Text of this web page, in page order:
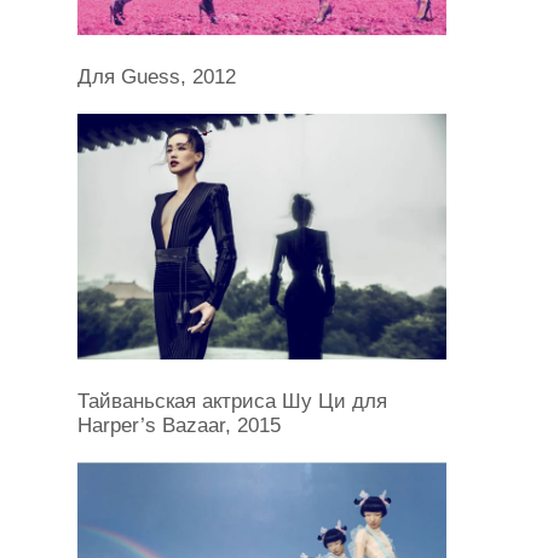
Для Guess, 2012
Тайваньская актриса Шу Ци для
Harper’s Bazaar, 2015